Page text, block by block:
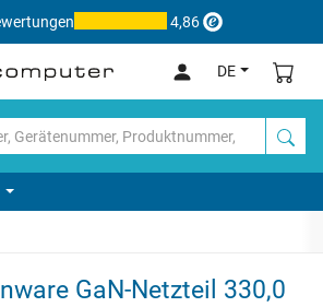
4,86
DE
GaN-Netzteil 330,0